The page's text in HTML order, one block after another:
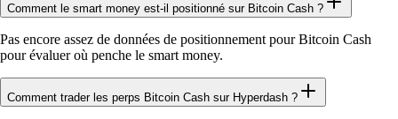
Comment le smart money est-il positionné sur Bitcoin Cash ?
Pas encore assez de données de positionnement pour Bitcoin Cash
pour évaluer où penche le smart money.
Comment trader les perps Bitcoin Cash sur Hyperdash ?